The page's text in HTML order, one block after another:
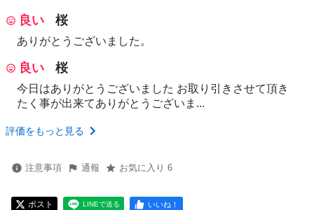
良い 桜
ありがとうございました。
良い 桜
今日はありがとうございました お取り引きさせて頂き
たく事が出来てありがとうございま...
評価をもっと見る
注意事項 通報 お気に入り 6
ポスト LINEで送る いいね！